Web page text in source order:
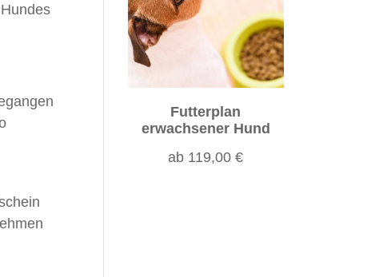
Futterplan
erwachsener Hund
ab 119,00€